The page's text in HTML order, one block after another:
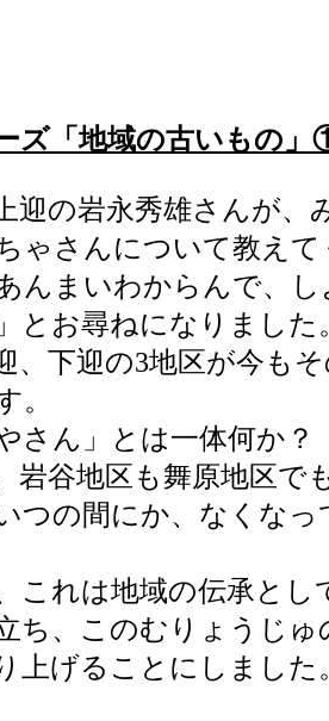
ズ「地域の古いもの
迎の岩永秀雄さんが、
ゃさんについて教え
んまいわからんで、
とお尋ねになりました
、下迎の3地区が今も
。
さん」とは一体何か？
岩谷地区も舞原地区で
つの間にか、なくな
これは地域の伝承とし
ち、このむりょうじ
上げることにしました